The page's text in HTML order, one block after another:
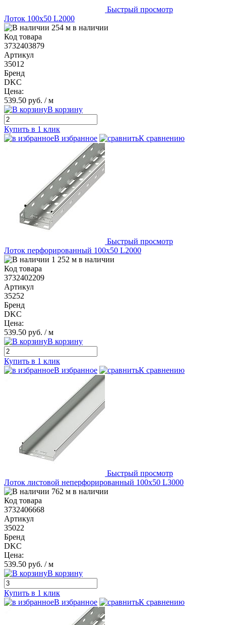
Быстрый просмотр
Лоток 100х50 L2000
254 м в наличии
Код товара
3732403879
Артикул
35012
Бренд
DKC
Цена:
539.50 руб. / м
В корзину
Купить в 1 клик
В избранное
К сравнению
Быстрый просмотр
Лоток перфорированный 100х50 L2000
1 252 м в наличии
Код товара
3732402209
Артикул
35252
Бренд
DKC
Цена:
539.50 руб. / м
В корзину
Купить в 1 клик
В избранное
К сравнению
Быстрый просмотр
Лоток листовой неперфорированный 100х50 L3000
762 м в наличии
Код товара
3732406668
Артикул
35022
Бренд
DKC
Цена:
539.50 руб. / м
В корзину
Купить в 1 клик
В избранное
К сравнению